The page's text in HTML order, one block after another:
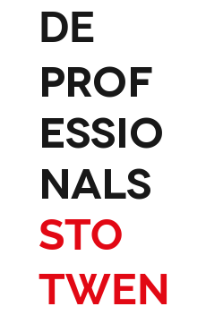
DE
PROF
ESSIO
NALS
STO
TWEN